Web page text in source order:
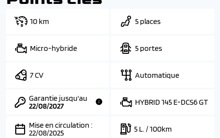
10 km 5 places
Micro-hybride 5 portes
7 CV Automatique
Garantie jusqu'au
22/08/2027
HYBRID 145 E-DCS6 GT
Mise en circulation :
22/08/2025
5 L. / 100km